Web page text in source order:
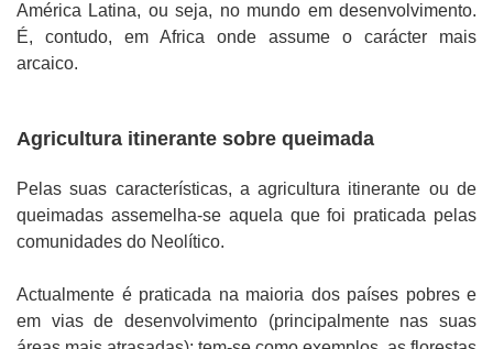
América Latina, ou seja, no mundo em desenvolvimento.
É, contudo, em Africa onde assume o carácter mais
arcaico.
Agricultura itinerante sobre queimada
Pelas suas características, a agricultura itinerante ou de
queimadas assemelha-se aquela que foi praticada pelas
comunidades do Neolítico.
Actualmente é praticada na maioria dos países pobres e
em vias de desenvolvimento (principalmente nas suas